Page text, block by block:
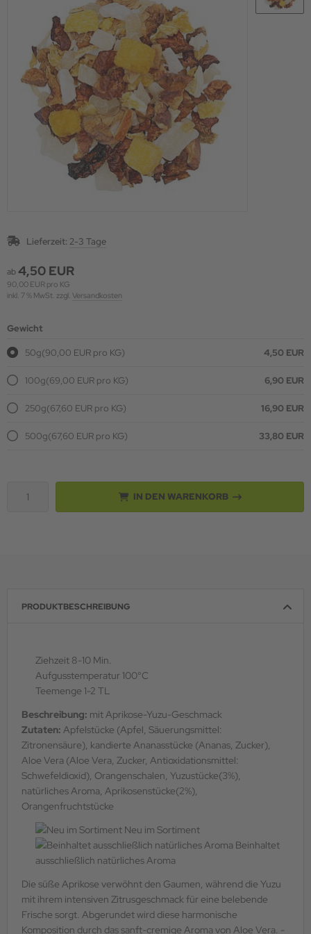
Lieferzeit: 2-3 Tage
ab4,50 EUR
90,00 EUR pro KG
inkl. 7 % MwSt. zzgl. Versandkosten
Gewicht
50g(90,00 EUR pro KG) 4,50 EUR
100g(69,00 EUR pro KG) 6,90 EUR
250g(67,60 EUR pro KG) 16,90 EUR
500g(67,60 EUR pro KG) 33,80 EUR
IN DEN WARENKORB
PRODUKTBESCHREIBUNG
Ziehzeit 8-10 Min.
Aufgusstemperatur 100°C
Teemenge 1-2 TL
Beschreibung: mit Aprikose-Yuzu-Geschmack
Zutaten: Apfelstücke (Apfel, Säuerungsmittel:
Zitronensäure), kandierte Ananasstücke (Ananas, Zucker),
Aloe Vera (Aloe Vera, Zucker, Antioxidationsmittel:
Schwefeldioxid), Orangenschalen, Yuzustücke(3%),
natürliches Aroma, Aprikosenstücke(2%),
Orangenfruchtstücke
Neu im Sortiment
Beinhaltet
ausschließlich natürliches Aroma
Die süße Aprikose verwöhnt den Gaumen, während die Yuzu
mit ihrem intensiven ­Zitrusgeschmack für eine belebende
Frische sorgt. Abgerundet wird diese ­harmonische
Komposition durch das sanft-cremige Aroma von Aloe Vera. ­